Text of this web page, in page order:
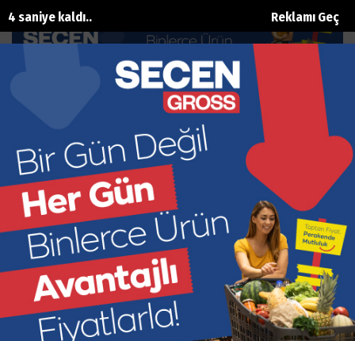
Reklamı Geç
2 saniye kaldı..
Çocuklar YÖREX’i çok sevdi
Ana Sayfa Kültür Sanat